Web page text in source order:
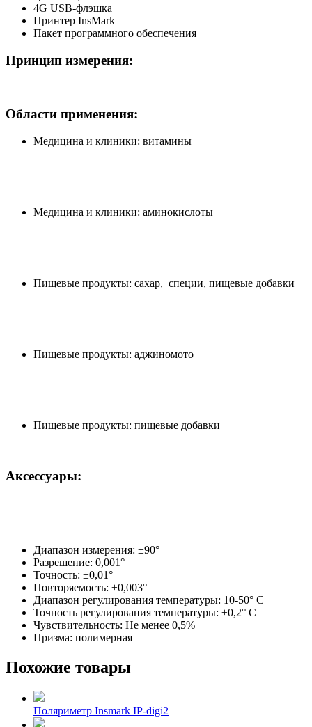
4G USB-флэшка
Принтер InsMark
Пакет программного обеспечения
Принцип измерения:
Области применения:
Медицина и клиники: витамины
Медицина и клиники: аминокислоты
Пищевые продукты: сахар, специи, пищевые добавки
Пищевые продукты: аджиномото
Пищевые продукты: пищевые добавки
Аксессуары:
Диапазон измерения: ±90°
Разрешение: 0,001°
Точность: ±0,01°
Повторяемость: ±0,003°
Диапазон регулирования температуры: 10-50° C
Точность регулирования температуры: ±0,2° C
Чувствительность: Не менее 0,5%
Призма: полимерная
Похожие товары
Поляриметр Insmark IP-digi2